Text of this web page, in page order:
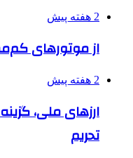
2 هفته پیش
از موتورهای
2 هفته پیش
ارزهای ملی،
تحریم